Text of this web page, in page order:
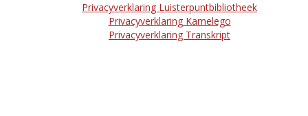
Privacyverklaring Luisterpuntbibliotheek
Privacyverklaring Kamelego
Privacyverklaring Transkript